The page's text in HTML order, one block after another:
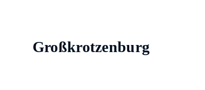
Großkrotzenburg